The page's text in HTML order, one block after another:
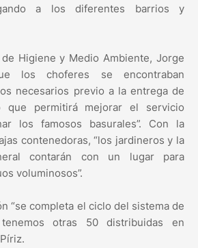
a los diferentes barrios y
Higiene y Medio Ambiente, Jorge
los choferes se encontraban
necesarios previo a la entrega de
que permitirá mejorar el servicio
los famosos basurales”. Con la
contenedoras, “los jardineros y la
contarán con un lugar para
voluminosos”.
“se completa el ciclo del sistema de
otras 50 distribuidas en